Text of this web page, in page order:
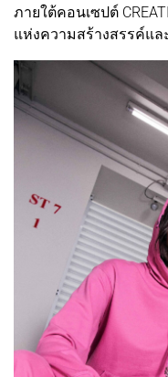
ภายใต้คอนเซปต์
แห่งความสร้างสรรค์แ